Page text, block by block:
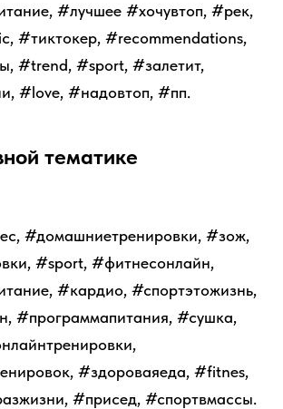
#лучшее #хочувтоп, #рек,
#тиктокер, #recommendations,
#trend, #sport, #залетит,
#love, #надовтоп, #пп.
тематике
#домашниетренировки, #зож,
#sport, #фитнесонлайн,
#кардио, #спортэтожизнь,
#программапитания, #сушка,
#здороваяеда, #fitnes,
#присед, #спортвмассы.